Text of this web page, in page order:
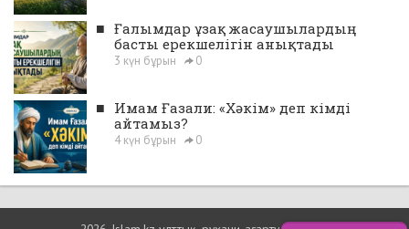
■ Ғалымдар ұзақ жасаушылардың
басты ерекшелігін анықтады
3 күн бұрын 0
■ Имам Ғазали: «Хәкім» деп кімді
айтамыз?
4 күн бұрын 0